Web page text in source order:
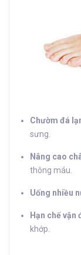
Chườm đá
sưng.
Nâng cao
thông máu.
Uống nhiều
Hạn chế vận
khớp.